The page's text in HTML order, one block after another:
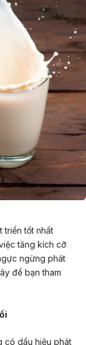
triển tốt nhất
tăng kích cỡ
ngừng phát
để bạn tham
có dấu hiệu phát